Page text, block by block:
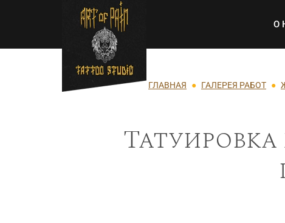
Перейти к основному содержанию
О
Строка навигации
ГЛАВНАЯ ГАЛЕРЕЯ РАБОТ